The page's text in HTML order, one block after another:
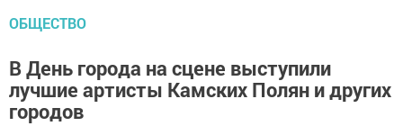
ОБЩЕСТВО
В День города на сцене выступили
лучшие артисты Камских Полян и других
городов